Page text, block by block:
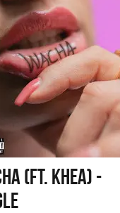
(FT. KHEA) -